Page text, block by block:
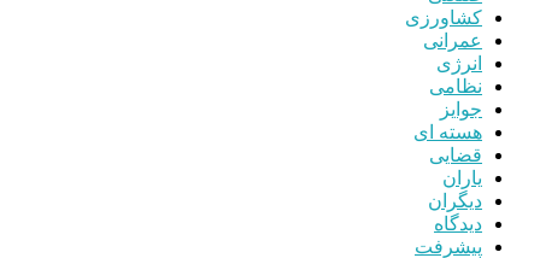
کشاورزی
عمرانی
انرژی
نظامی
جوایز
هسته ای
قضایی
یاران
دیگران
دیدگاه
پیشرفت